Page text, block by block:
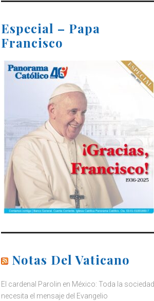
Especial – Papa
Francisco
Notas Del Vaticano
El cardenal Parolin en México: Toda la sociedad
necesita el mensaje del Evangelio